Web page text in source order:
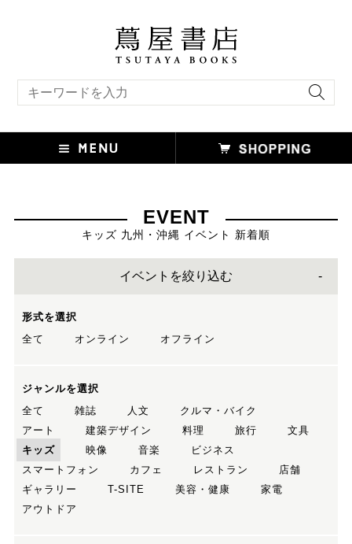
EVENT
キッズ 九州・沖縄 イベント 新着順
イベントを絞り込む
形式を選択
全て
オンライン オフライン
ジャンルを選択
全て
雑誌 人文
クルマ・バイク
アート
建築デザイン 料理 旅行
文具
キッズ
映像 音楽
ビジネス
スマートフォン
カフェ レストラン
店舗
ギャラリー
T-SITE 美容・健康
家電
アウトドア